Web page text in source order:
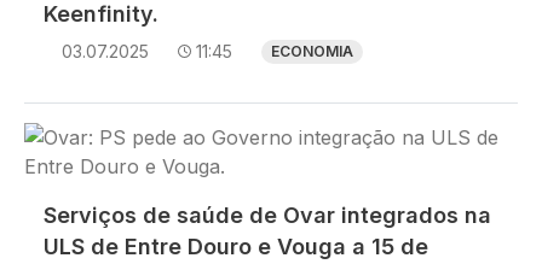
Keenfinity.
03.07.2025 11:45 ECONOMIA
Imagem
Serviços de saúde de Ovar integrados na
ULS de Entre Douro e Vouga a 15 de